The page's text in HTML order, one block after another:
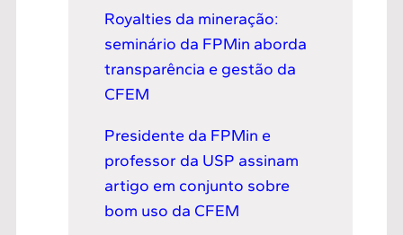
Royalties da mineração:
seminário da FPMin aborda
transparência e gestão da
CFEM
Presidente da FPMin e
professor da USP assinam
artigo em conjunto sobre
bom uso da CFEM